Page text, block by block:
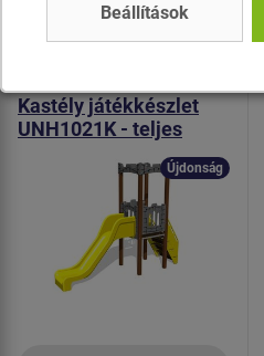
Hasonló
Kastély játékkészlet
UNH1021K - teljes
Újdonság
Beállítások